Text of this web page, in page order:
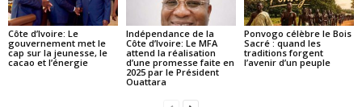
Côte d’Ivoire: Le
gouvernement met le
cap sur la jeunesse, le
cacao et l’énergie
Indépendance de la
Côte d’Ivoire: Le MFA
attend la réalisation
d’une promesse faite en
2025 par le Président
Ouattara
Ponvogo célèbre le Bois
Sacré : quand les
traditions forgent
l’avenir d’un peuple